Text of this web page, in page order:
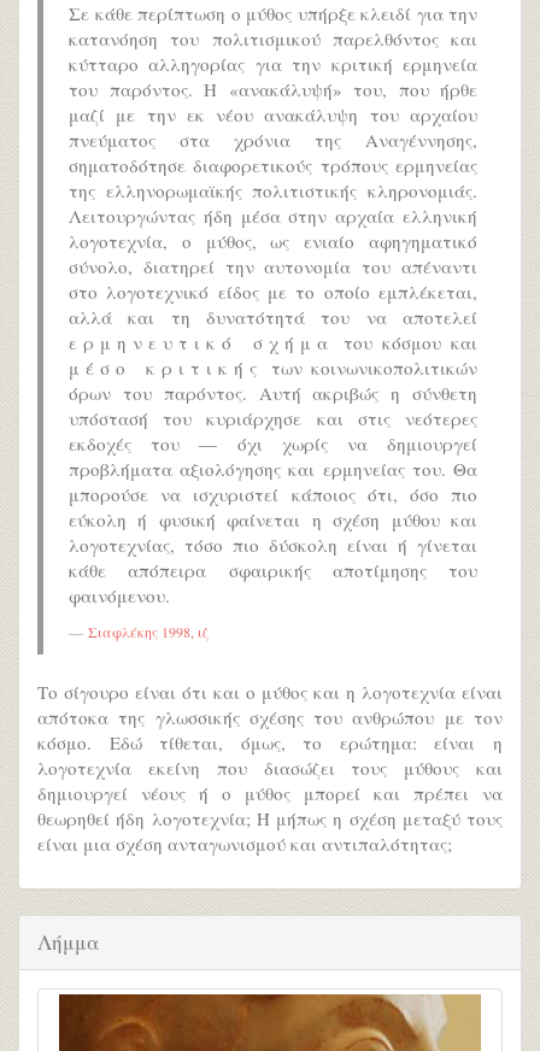
Σε κάθε περίπτωση ο μύθος υπήρξε κλειδί για την
κατανόηση του πολιτισμικού παρελθόντος και
κύτταρο αλληγορίας για την κριτική ερμηνεία
του παρόντος. Η «ανακάλυψή» του, που ήρθε
μαζί με την εκ νέου ανακάλυψη του αρχαίου
πνεύματος στα χρόνια της Αναγέννησης,
σηματοδότησε διαφορετικούς τρόπους ερμηνείας
της ελληνορωμαϊκής πολιτιστικής κληρονομιάς.
Λειτουργώντας ήδη μέσα στην αρχαία ελληνική
λογοτεχνία, ο μύθος, ως ενιαίο αφηγηματικό
σύνολο, διατηρεί την αυτονομία του απέναντι
στο λογοτεχνικό είδος με το οποίο εμπλέκεται,
αλλά και τη δυνατότητά του να αποτελεί
ερμηνευτικό σχήμα
του κόσμου και
μέσο κριτικής των κοινωνικοπολιτικών
όρων του παρόντος. Αυτή ακριβώς η σύνθετη
υπόστασή του κυριάρχησε και στις νεότερες
εκδοχές του — όχι χωρίς να δημιουργεί
προβλήματα αξιολόγησης και ερμηνείας του. Θα
μπορούσε να ισχυριστεί κάποιος ότι, όσο πιο
εύκολη ή φυσική φαίνεται η σχέση μύθου και
λογοτεχνίας, τόσο πιο δύσκολη είναι ή γίνεται
κάθε απόπειρα σφαιρικής αποτίμησης του
φαινόμενου.
Σιαφλέκης 1998, ιζ
Το σίγουρο είναι ότι και ο μύθος και η λογοτεχνία είναι
απότοκα της γλωσσικής σχέσης του ανθρώπου με τον
κόσμο. Εδώ τίθεται, όμως, το ερώτημα: είναι η
λογοτεχνία εκείνη που διασώζει τους μύθους και
δημιουργεί νέους ή ο μύθος μπορεί και πρέπει να
θεωρηθεί ήδη λογοτεχνία; Ή μήπως η σχέση μεταξύ τους
είναι μια σχέση ανταγωνισμού και αντιπαλότητας;
Λήμμα